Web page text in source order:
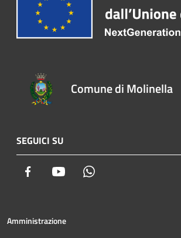
Comune di Molinella
SEGUICI SU
Facebook Youtube
Amministrazione